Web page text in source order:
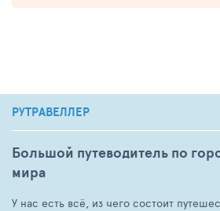
РУТРАВЕЛЛЕР
Большой путеводитель по
мира
У нас есть всё, из чего состоит